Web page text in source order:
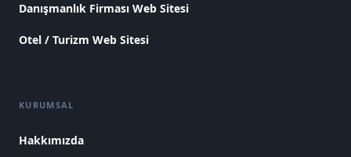
Danışmanlık Firması Web Sitesi
Otel / Turizm Web Sitesi
KURUMSAL
Hakkımızda